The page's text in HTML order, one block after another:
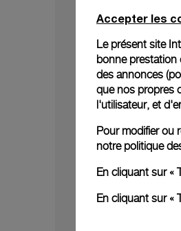
Ses
majeur
du
leurs
Kong,
2002 –
Le
de laiton
techniques
mer et des
Cliquer ici
Accepter les
Le présent site
bonne prestation
des annonces
que nos propres
l'utilisateur, et
Pour modifier ou
notre politique
En cliquant sur «
En cliquant sur «